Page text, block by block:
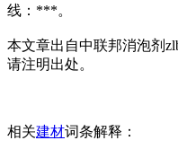
线：***。
本文章出自中联邦消泡剂
请注明出处。
相关建材词条解释：